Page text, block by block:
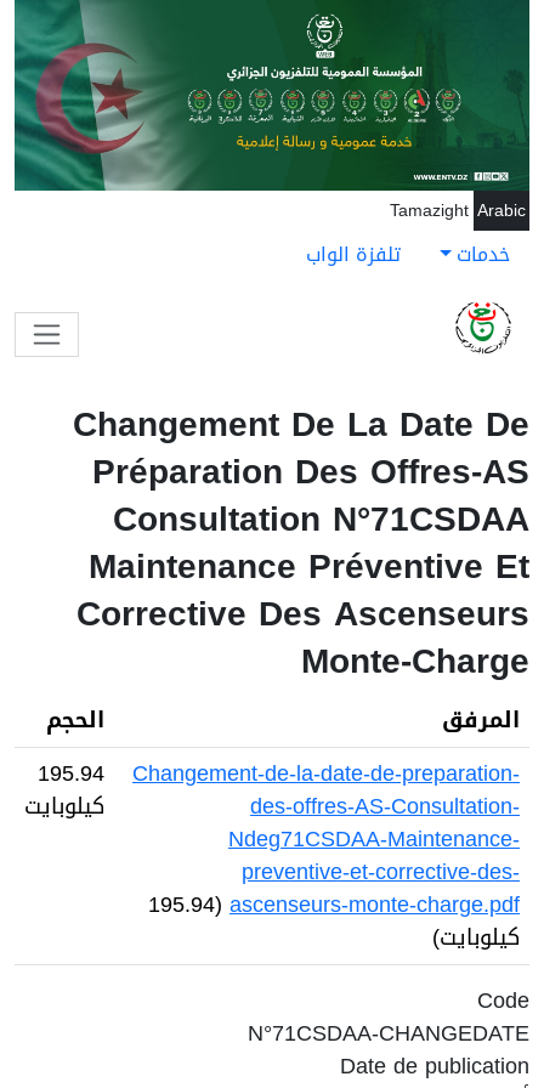
تجاوز إلى المحتوى الرئيسي
Arabic
Tamazight
خدمات تلفزة الواب
Changement De La Date De
Préparation Des Offres-AS
Consultation N°71CSDAA
Maintenance Préventive Et
Corrective Des Ascenseurs
Monte-Charge
المرفق
الحجم
Changement-de-la-date-de-preparation-
des-offres-AS-Consultation-
Ndeg71CSDAA-Maintenance-
preventive-et-corrective-des-
ascenseurs-monte-charge.pdf
(195.94
كيلوبايت)
195.94
كيلوبايت
Code
N°71CSDAA-CHANGEDATE
Date de publication